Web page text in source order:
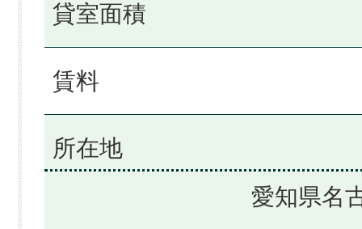
貸室面積
賃料
所在地
愛知県名